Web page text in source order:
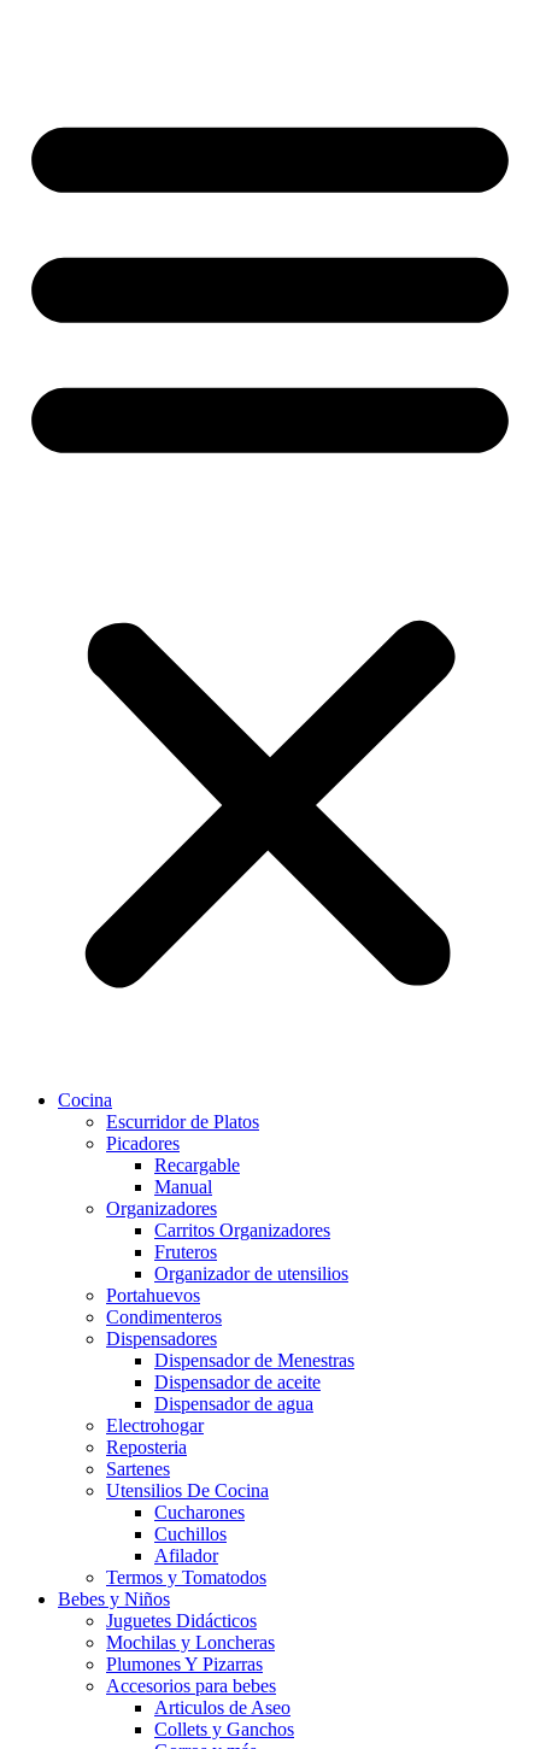
Cocina
Escurridor de Platos
Picadores
Recargable
Manual
Organizadores
Carritos Organizadores
Fruteros
Organizador de utensilios
Portahuevos
Condimenteros
Dispensadores
Dispensador de Menestras
Dispensador de aceite
Dispensador de agua
Electrohogar
Reposteria
Sartenes
Utensilios De Cocina
Cucharones
Cuchillos
Afilador
Termos y Tomatodos
Bebes y Niños
Juguetes Didácticos
Mochilas y Loncheras
Plumones Y Pizarras
Accesorios para bebes
Articulos de Aseo
Collets y Ganchos